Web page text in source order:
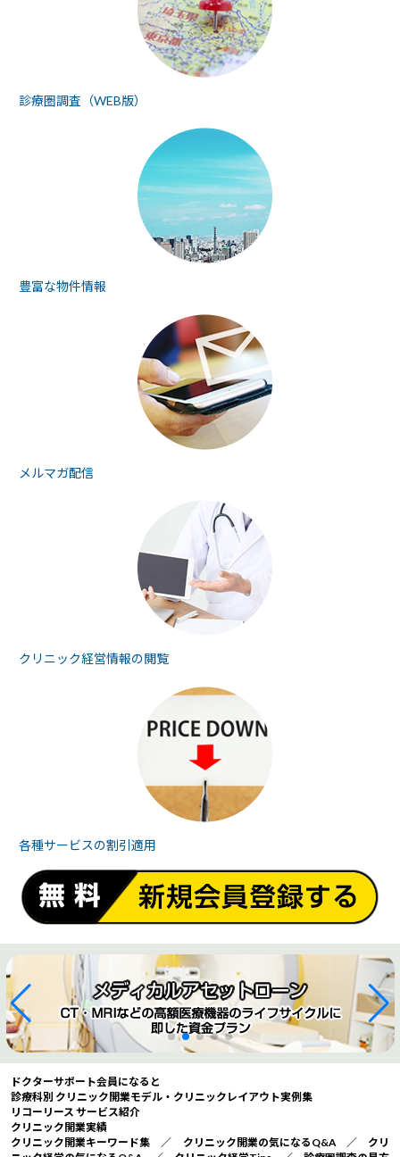
診療圏調査（WEB版）
豊富な物件情報
メルマガ配信
クリニック経営情報の閲覧
各種サービスの割引適用
ドクターサポート会員になると
診療科別 クリニック開業モデル・クリニックレイアウト実例集
リコーリース サービス紹介
クリニック開業実績
クリニック開業キーワード集 ／ クリニック開業の気になるQ&A／ クリ